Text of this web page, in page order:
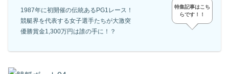
1987年に初開催の伝統あるPG1レース！
競艇界を代表する女子選手たちが大激突
優勝賞金1,300万円は誰の手に！？
特集記事はこち
らです！！